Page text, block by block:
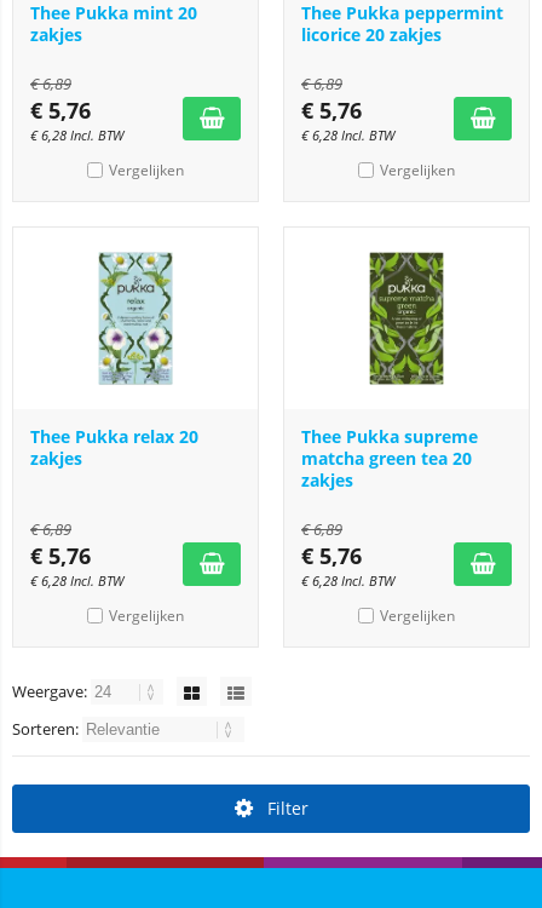
Thee Pukka mint 20
zakjes
€6,89
€ 5,76
€6,28 Incl. BTW
Vergelijken
Thee Pukka peppermint
licorice 20 zakjes
€6,89
€ 5,76
€6,28 Incl. BTW
Vergelijken
Thee Pukka relax 20
zakjes
€6,89
€ 5,76
€6,28 Incl. BTW
Vergelijken
Thee Pukka supreme
matcha green tea 20
zakjes
€6,89
€ 5,76
€6,28 Incl. BTW
Vergelijken
Weergave:
Sorteren:
Filter